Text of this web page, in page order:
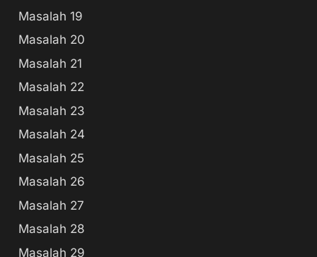
Masalah 19
Masalah 20
Masalah 21
Masalah 22
Masalah 23
Masalah 24
Masalah 25
Masalah 26
Masalah 27
Masalah 28
Masalah 29